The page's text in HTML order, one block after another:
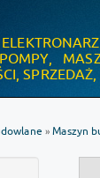
»Maszyn